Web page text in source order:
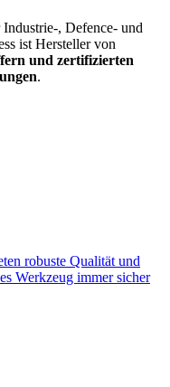
, Defence- und
ist Hersteller von
und zertifizierten
.
robuste Qualität und
Werkzeug immer sicher